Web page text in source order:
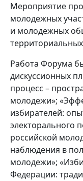
Мероприятие
молодежных
и молодежных
Работа Форума
дискуссионных
процесс –
молодежи»;
избирателей:
электорального
российской
наблюдения в
молодежи»;
Федерации: